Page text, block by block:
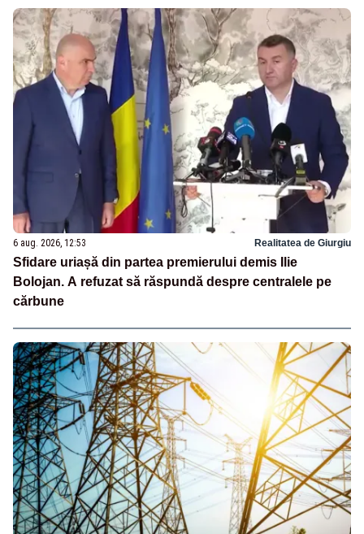
6 aug. 2026, 12:53 Realitatea de Giurgiu
Sfidare uriașă din partea premierului demis Ilie
Bolojan. A refuzat să răspundă despre centralele pe
cărbune